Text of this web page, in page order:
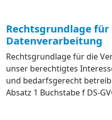
Rechtsgrundlage für
Datenverarbeitung
Rechtsgrundlage für die
unser berechtigtes
und bedarfsgerecht
Absatz 1 Buchstabe f DS-